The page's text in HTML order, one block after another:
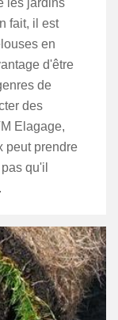
les jardins
fait, il est
en
d'être
de
des
Elagage,
peut prendre
qu'il